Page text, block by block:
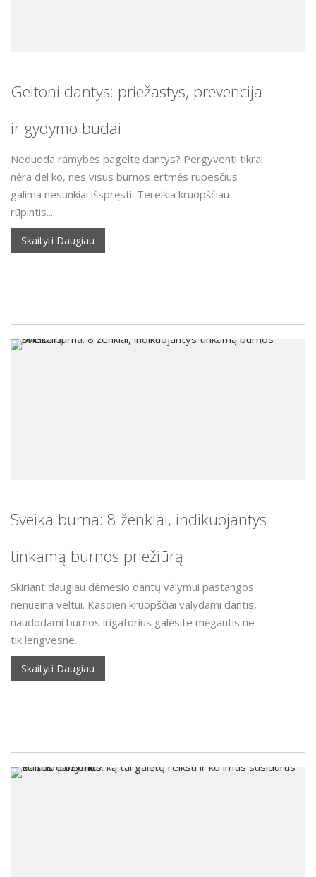
Geltoni dantys: priežastys, prevencija
ir gydymo būdai
Neduoda ramybės pageltę dantys? Pergyventi tikrai
nėra dėl ko, nes visus burnos ertmės rūpesčius
galima nesunkiai išspręsti. Tereikia kruopščiau
rūpintis...
Skaityti Daugiau
Sveika burna: 8 ženklai, indikuojantys
tinkamą burnos priežiūrą
Skiriant daugiau dėmesio dantų valymui pastangos
nenueina veltui. Kasdien kruopščiai valydami dantis,
naudodami burnos irigatorius galėsite mėgautis ne
tik lengvesne...
Skaityti Daugiau